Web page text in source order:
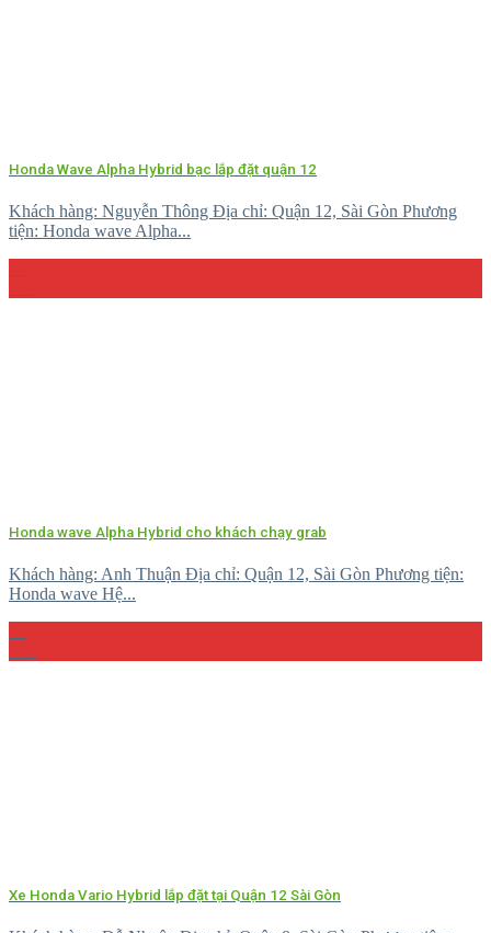
Honda Wave Alpha Hybrid bạc lắp đặt quận 12
Khách hàng: Nguyễn Thông Địa chỉ: Quận 12, Sài Gòn Phương
tiện: Honda wave Alpha...
Honda wave Alpha Hybrid cho khách chạy grab
Khách hàng: Anh Thuận Địa chỉ: Quận 12, Sài Gòn Phương tiện:
Honda wave Hệ...
Xe Honda Vario Hybrid lắp đặt tại Quận 12 Sài Gòn